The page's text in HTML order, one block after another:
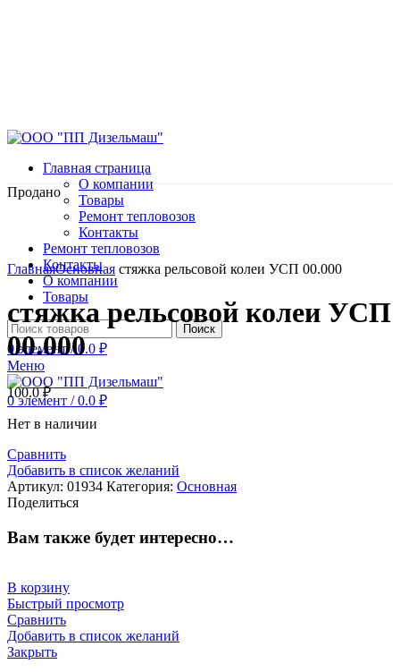
Главная страница
О компании
Товары
Ремонт тепловозов
Контакты
Ремонт тепловозов
Контакты
О компании
Товары
Поиск
0элемент / 0.0 ₽
Меню
0элемент / 0.0 ₽
Продано
Нажмите, чтобы увеличить
ГлавнаяОсновная стяжка рельсовой колеи УСП 00.000
стяжка рельсовой колеи УСП
00.000
100.0₽
Нет в наличии
Сравнить
Добавить в список желаний
Артикул: 01934 Категория: Основная
Поделиться
Вам также будет интересно…
В корзину
Быстрый просмотр
Сравнить
Добавить в список желаний
Закрыть